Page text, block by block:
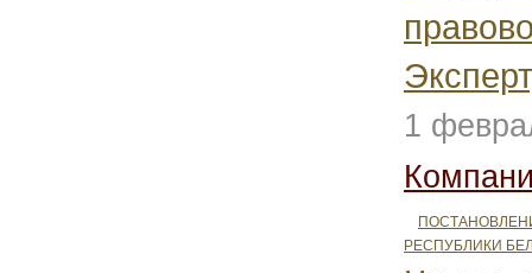
Эксперт
1
РЕСПУБЛИКИ